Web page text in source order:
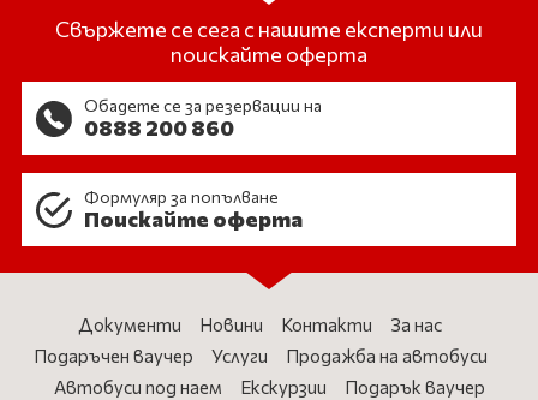
Свържете се сега с нашите експерти или
поискайте оферта
Обадете се за резервации на
0888 200 860
Формуляр за попълване
Поискайте оферта
Документи Новини Контакти
За нас
Подаръчен ваучер
Услуги
Продажба на автобуси
Автобуси под наем
Екскурзии Подарък ваучер